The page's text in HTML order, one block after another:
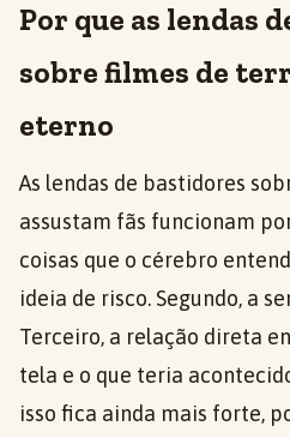
Por que as lendas
sobre filmes de
eterno
As lendas de bastidores
assustam fãs funcionam
coisas que o cérebro
ideia de risco. Segundo, a
Terceiro, a relação direta
tela e o que teria
isso fica ainda mais forte,